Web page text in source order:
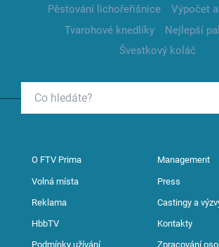
Pěstování lichořeřišnice
Výpočet
Tvarohové knedlíky
Nejlepší
Švestkový koláč
O FTV Prima Management
Volná místa Press
Reklama Castingy a
HbbTV Kontakty
Podmínky užívání Zpracování